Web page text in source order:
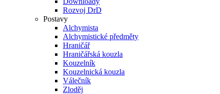
Rozvoj DrD
Postavy
Alchymista
Alchymistické předměty
Hraničář
Hraničářská kouzla
Kouzelník
Kouzelnická kouzla
Válečník
Zloděj